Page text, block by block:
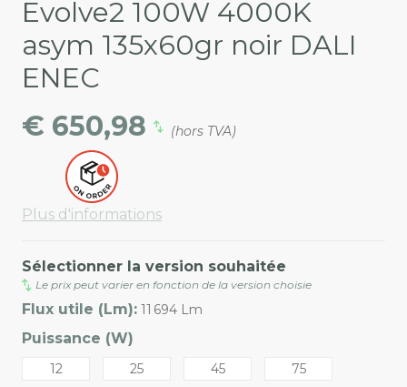
Evolve2 100W 4000K
asym 135x60gr noir DALI
ENEC
€ 650,98
(hors TVA)
Plus d'informations
Sélectionner la version souhaitée
Le prix peut varier en fonction de la version choisie
Flux utile (Lm): 11 694 Lm
Puissance (W)
12 25 45
75